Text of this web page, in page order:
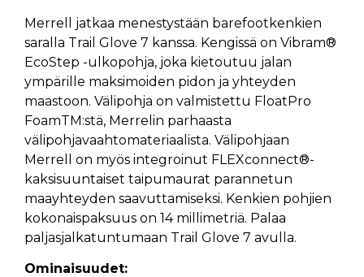
Merrell jatkaa menestystään barefootkenkien
saralla Trail Glove 7 kanssa. Kengissä on Vibram®
EcoStep -ulkopohja, joka kietoutuu jalan
ympärille maksimoiden pidon ja yhteyden
maastoon. Välipohja on valmistettu FloatPro
FoamTM:stä, Merrelin parhaasta
välipohjavaahtomateriaalista. Välipohjaan
Merrell on myös integroinut FLEXconnect®-
kaksisuuntaiset taipumaurat parannetun
maayhteyden saavuttamiseksi. Kenkien pohjien
kokonaispaksuus on 14 millimetriä. Palaa
paljasjalkatuntumaan Trail Glove 7 avulla.
Ominaisuudet: